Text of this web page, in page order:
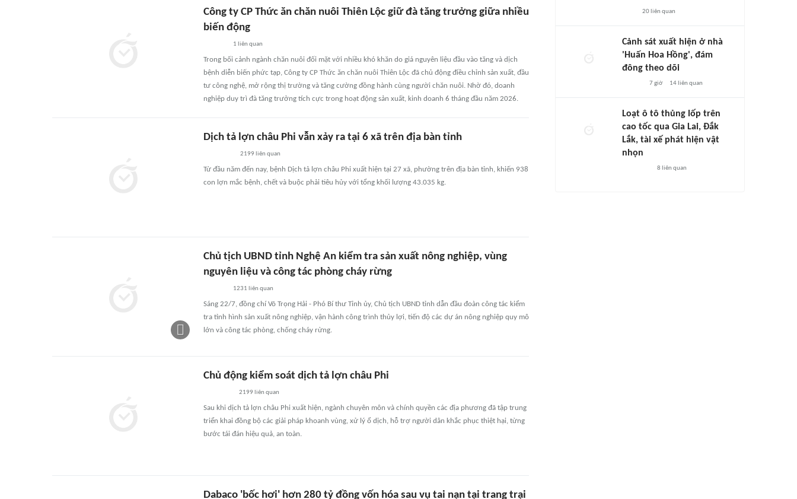
Công ty CP Thức ăn chăn nuôi Thiên Lộc giữ đà tăng trưởng giữa nhiều
biến động
1 liên quan
Trong bối cảnh ngành chăn nuôi đối mặt với nhiều khó khăn do giá nguyên liệu đầu vào tăng và dịch
bệnh diễn biến phức tạp, Công ty CP Thức ăn chăn nuôi Thiên Lộc đã chủ động điều chỉnh sản xuất, đầu
tư công nghệ, mở rộng thị trường và tăng cường đồng hành cùng người chăn nuôi. Nhờ đó, doanh
nghiệp duy trì đà tăng trưởng tích cực trong hoạt động sản xuất, kinh doanh 6 tháng đầu năm 2026.
Dịch tả lợn châu Phi vẫn xảy ra tại 6 xã trên địa bàn tỉnh
2199 liên quan
Từ đầu năm đến nay, bệnh Dịch tả lợn châu Phi xuất hiện tại 27 xã, phường trên địa bàn tỉnh, khiến 938
con lợn mắc bệnh, chết và buộc phải tiêu hủy với tổng khối lượng 43.035 kg.
Chủ tịch UBND tỉnh Nghệ An kiểm tra sản xuất nông nghiệp, vùng
nguyên liệu và công tác phòng cháy rừng
1231 liên quan
Sáng 22/7, đồng chí Võ Trọng Hải - Phó Bí thư Tỉnh ủy, Chủ tịch UBND tỉnh dẫn đầu đoàn công tác kiểm
tra tình hình sản xuất nông nghiệp, vận hành công trình thủy lợi, tiến độ các dự án nông nghiệp quy mô
lớn và công tác phòng, chống cháy rừng.
Chủ động kiểm soát dịch tả lợn châu Phi
2199 liên quan
Sau khi dịch tả lợn châu Phi xuất hiện, ngành chuyên môn và chính quyền các địa phương đã tập trung
triển khai đồng bộ các giải pháp khoanh vùng, xử lý ổ dịch, hỗ trợ người dân khắc phục thiệt hại, từng
bước tái đán hiệu quả, an toàn.
Dabaco 'bốc hơi' hơn 280 tỷ đồng vốn hóa sau vụ tai nạn tại trang trại
20liên quan
Cảnh sát xuất hiện ở nhà
'Huấn Hoa Hồng', đám
đông theo dõi
7 giờ 14liên quan
Loạt ô tô thủng lốp trên
cao tốc qua Gia Lai, Đắk
Lắk, tài xế phát hiện vật
nhọn
8 liên quan